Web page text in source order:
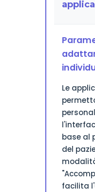
Le
base al
del
facilita